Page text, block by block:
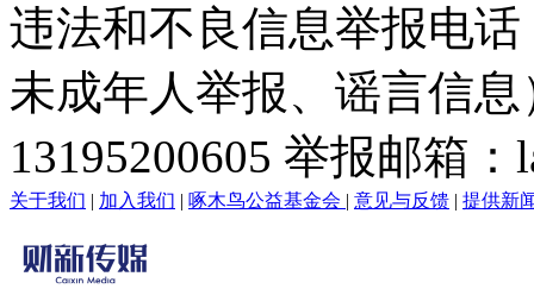
违法和不良信息举报电
未成年人举报、谣言信
13195200605 举报邮箱
关于我们 | 加入我们 | 啄木鸟公益基金会 | 意见与反馈 | 提供新